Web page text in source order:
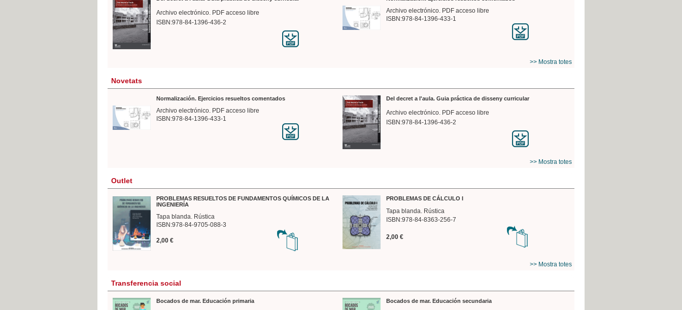
Archivo electrónico. PDF acceso libre
ISBN:978-84-1396-436-2
Archivo electrónico. PDF acceso libre
ISBN:978-84-1396-433-1
>> Mostra totes
Novetats
Normalización. Ejercicios resueltos comentados
Archivo electrónico. PDF acceso libre
ISBN:978-84-1396-433-1
Del decret a l'aula. Guia práctica de disseny curricular
Archivo electrónico. PDF acceso libre
ISBN:978-84-1396-436-2
>> Mostra totes
Outlet
PROBLEMAS RESUELTOS DE FUNDAMENTOS QUÍMICOS DE LA
INGENIERÍA
Tapa blanda. Rústica
ISBN:978-84-9705-088-3
2,00 €
PROBLEMAS DE CÁLCULO I
Tapa blanda. Rústica
ISBN:978-84-8363-256-7
2,00 €
>> Mostra totes
Transferencia social
Bocados de mar. Educación primaria Bocados de mar. Educación secundaria